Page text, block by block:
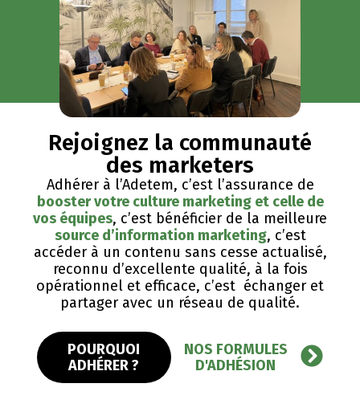
Rejoignez la communauté
des marketers
Adhérer à l’Adetem, c’est l’assurance de
booster votre culture marketing et celle de
vos équipes, c’est bénéficier de la meilleure
source d’information marketing, c’est
accéder à un contenu sans cesse actualisé,
reconnu d’excellente qualité, ​à la fois
opérationnel et efficace, c’est échanger et
partager avec un réseau de qualité.
POURQUOI
ADHÉRER ?
NOS FORMULES
D'ADHÉSION